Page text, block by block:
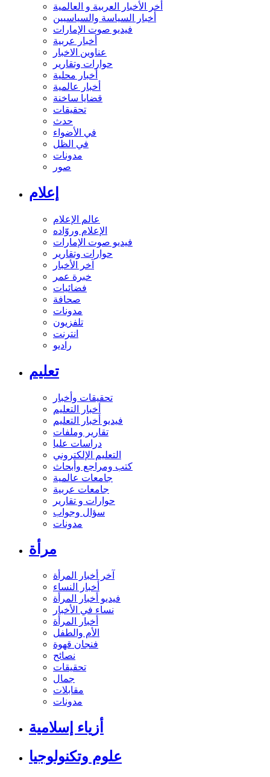
أخر الأخبار العربية و العالمية
أخبار السياسة والسياسيين
فيديو صوت الإمارات
أخبار عربية
عناوين الاخبار
حوارات وتقارير
أخبار محلية
أخبار عالمية
قضايا ساخنة
تحقيقات
حدث
في الأضواء
في الظل
مدونات
صور
إعلام
عالم الإعلام
الإعلام وروّاده
فيديو صوت الإمارات
حوارات وتقارير
آخر الأخبار
خبرة عمر
فضائيات
صحافة
مدونات
تلفزيون
انترنت
راديو
تعليم
تحقيقات وأخبار
أخبار التعليم
فيديو أخبار التعليم
تقارير وملفات
دراسات عليا
التعليم الإلكتروني
كتب ومراجع وأبحاث
جامعات عالمية
جامعات عربية
حوارات و تقارير
سؤال وجواب
مدونات
مرأة
آخر أخبار المرأة
أخبار النساء
فيديو أخبار المرأة
نساء في الأخبار
أخبار المرأة
الأم والطفل
فنجان قهوة
نصائح
تحقيقات
جمال
مقابلات
مدونات
أزياء إسلامية
علوم وتكنولوجيا